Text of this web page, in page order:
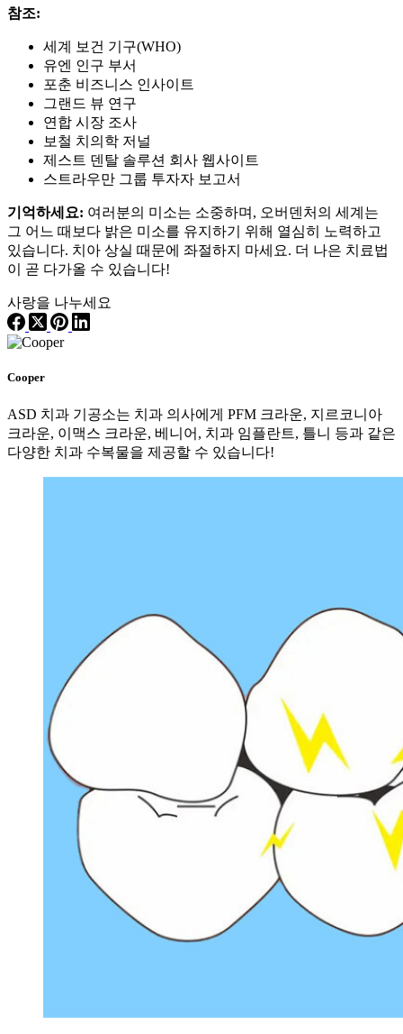
참조:
세계 보건 기구(WHO)
유엔 인구 부서
포춘 비즈니스 인사이트
그랜드 뷰 연구
연합 시장 조사
보철 치의학 저널
제스트 덴탈 솔루션 회사 웹사이트
스트라우만 그룹 투자자 보고서
기억하세요: 여러분의 미소는 소중하며, 오버덴처의 세계는
그 어느 때보다 밝은 미소를 유지하기 위해 열심히 노력하고
있습니다. 치아 상실 때문에 좌절하지 마세요. 더 나은 치료법
이 곧 다가올 수 있습니다!
사랑을 나누세요
Cooper
ASD 치과 기공소는 치과 의사에게 PFM 크라운, 지르코니아
크라운, 이맥스 크라운, 베니어, 치과 임플란트, 틀니 등과 같은
다양한 치과 수복물을 제공할 수 있습니다!